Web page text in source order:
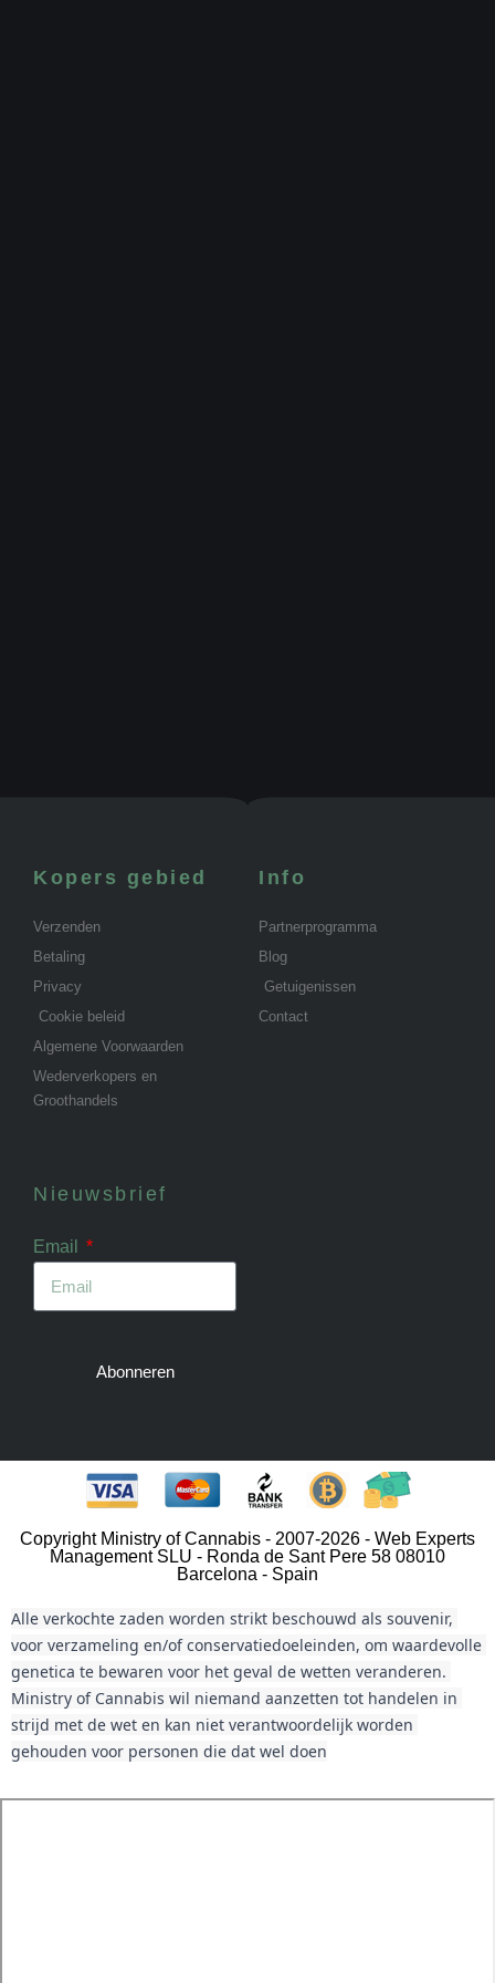
Kopers gebied
Verzenden
Betaling
Privacy
Cookie beleid
Algemene Voorwaarden
Wederverkopers en
Groothandels
Info
Partnerprogramma
Blog
Getuigenissen
Contact
Nieuwsbrief
Email
Abonneren
Copyright Ministry of Cannabis - 2007-2026 - Web Experts
Management SLU - Ronda de Sant Pere 58 08010
Barcelona - Spain
Alle verkochte zaden worden strikt beschouwd als souvenir,
voor verzameling en/of conservatiedoeleinden, om waardevolle
genetica te bewaren voor het geval de wetten veranderen.
Ministry of Cannabis wil niemand aanzetten tot handelen in
strijd met de wet en kan niet verantwoordelijk worden
gehouden voor personen die dat wel doen